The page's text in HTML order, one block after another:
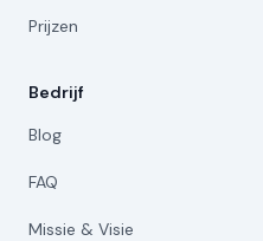
Prijzen
Bedrijf
Blog
FAQ
Missie & Visie